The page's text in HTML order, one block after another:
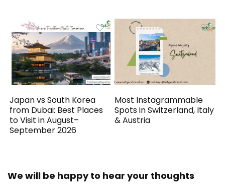
Japan vs South Korea
from Dubai: Best Places
to Visit in August–
September 2026
Most Instagrammable
Spots in Switzerland, Italy
& Austria
We will be happy to hear your thoughts